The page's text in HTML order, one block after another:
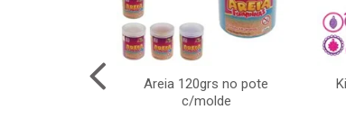
Areia 120grs no pote
c/molde